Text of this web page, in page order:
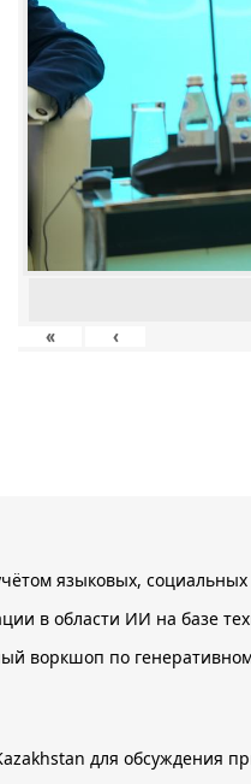
« ‹
языковых, социальных
в области ИИ на базе
воркшоп по
для обсуждения